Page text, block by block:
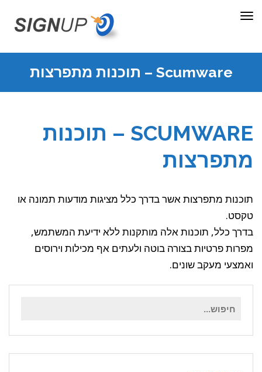
תפריט
Scumware – תוכנות מתפרצות
SCUMWARE – תוכנות
מתפרצות
תוכנות מתפרצות אשר בדרך כלל מציגות מודעות תמונה או
טקסט.
בדרך כלל, תוכנות אלה מותקנות ללא ידיעת המשתמש,
מפרות פרטיות בצורה בוטה ולעתים אף מכילות וירוסים
ואמצעי מעקב שונים.